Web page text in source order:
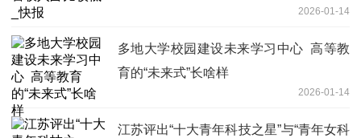
2026-01-14
多地大学校园建设未来学习中心​ 高等教
育的“未来式”长啥样
2026-01-14
江苏评出“十大青年科技之星”与“青年女科